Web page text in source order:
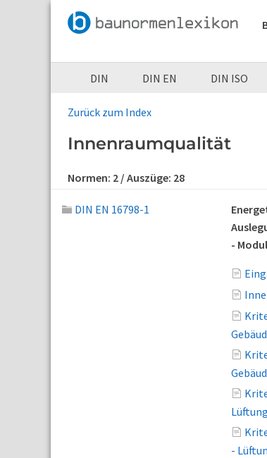
DIN DIN EN DIN ISO
Zurück zum Index
Innenraumqualität
Normen: 2 / Auszüge: 28
DIN EN 16798-1
-
-